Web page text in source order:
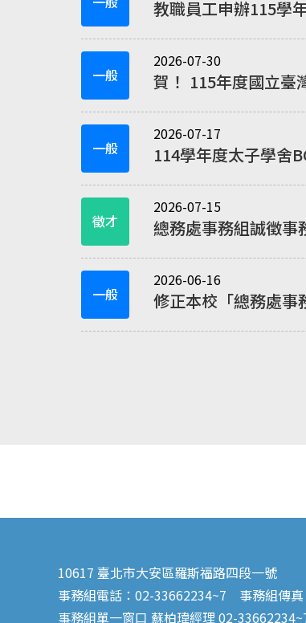
教職員工申辦115學
一般
2026-07-30
賀！ 115年度國立臺
一般
2026-07-17
114學年度太子學舍
徵才
2026-07-15
總務處事務組誠徵
一般
2026-06-16
修正本校「總務處事
10617 臺北市大安區羅斯福路四段一號
事務組電話：02-33662234~7 事務組傳
事務組單一窗口 蘇柏瑋經理 02-